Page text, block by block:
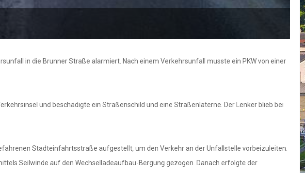
in die Brunner Straße alarmiert. Nach einem Verkehrsunfall musste ein PKW von einer
und beschädigte ein Straßenschild und eine Straßenlaterne. Der Lenker blieb bei
Stadteinfahrtsstraße aufgestellt, um den Verkehr an der Unfallstelle vorbeizuleiten.
Seilwinde auf den Wechselladeaufbau-Bergung gezogen. Danach erfolgte der